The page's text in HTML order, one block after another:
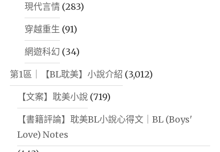
現代言情 (283)
穿越重生 (91)
網遊科幻 (34)
第1區｜【BL耽美】小說介紹 (3,012)
【文案】耽美小說 (719)
【書籍評論】耽美BL小說心得文｜BL (Boys'
Love) Notes